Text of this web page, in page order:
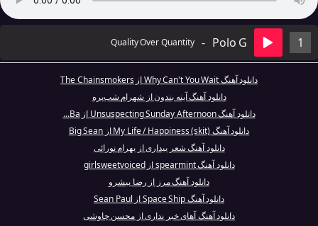
1
Polo G
-
Quality Over Quantity
دانلود آهنگ Why Can't You Wait از The Chainsmokers
دانلود آهنگ آینه بندون از شهرام شب‌پره
دانلود آهنگ Unsuspecting Sunday Afternoon از Ba...
دانلود آهنگ My Life / Happiness (skit) از Big Sean
دانلود آهنگ شعر بیداری از بهرام نورائی
دانلود آهنگ spearmint از girlsweetvoiced
دانلود آهنگ مرز از رضا پیشرو
دانلود آهنگ Space Ship از Sean Paul
دانلود آهنگ آهای خبر نداری از محسن چاوشی